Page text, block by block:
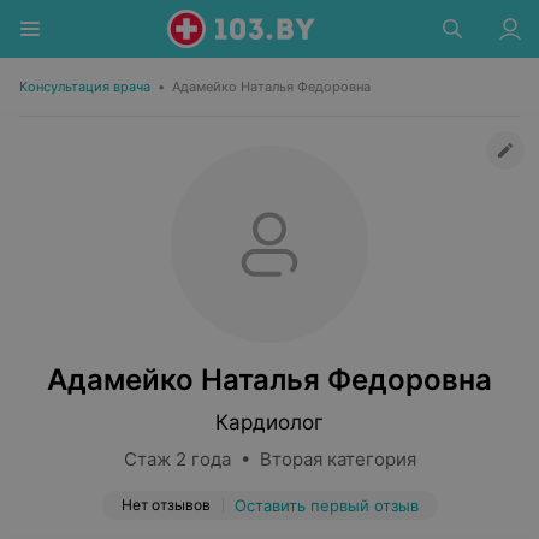
Консультация врача • Адамейко Наталья Федоровна
Адамейко Наталья Федоровна
Кардиолог
Стаж 2 года • Вторая категория
Нет отзывов Оставить первый отзыв